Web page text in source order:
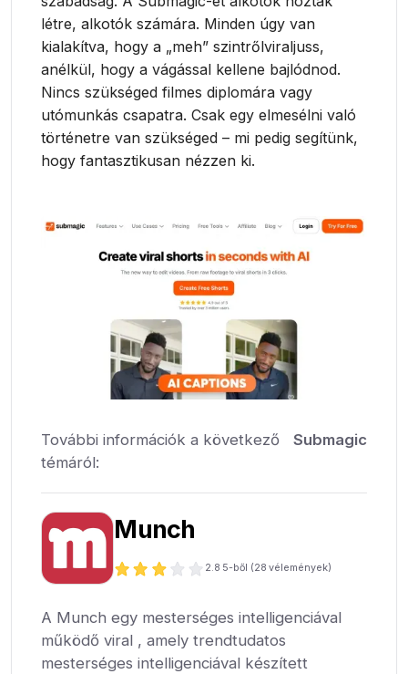
létre, alkotók számára. Minden úgy van
kialakítva, hogy a „meh” szintrőlviraljuss,
anélkül, hogy a vágással kellene bajlódnod.
Nincs szükséged filmes diplomára vagy
utómunkás csapatra. Csak egy elmesélni való
történetre van szükséged – mi pedig segítünk,
hogy fantasztikusan nézzen ki.
További információk a következő
témáról:
Submagic
Munch
2.8 5-ből (28 vélemények)
A Munch egy mesterséges intelligenciával
működő viral , amely trendtudatos
mesterséges intelligenciával készített